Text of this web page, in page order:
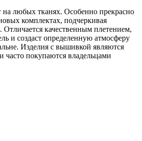
любых тканях. Особенно прекрасно
комплектах, подчеркивая
Отличается качественным плетением,
и создаст определенную атмосферу
Изделия с вышивкой являются
часто покупаются владельцами